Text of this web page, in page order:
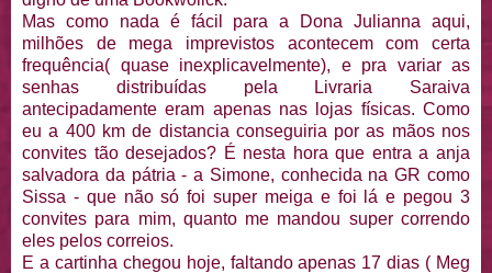
Mas como nada é fácil para a Dona Julianna aqui,
milhões de mega imprevistos acontecem com certa
frequência( quase inexplicavelmente), e pra variar as
senhas distribuídas pela Livraria Saraiva
antecipadamente eram apenas nas lojas físicas. Como
eu a 400 km de distancia conseguiria por as mãos nos
convites tão desejados? É nesta hora que entra a anja
salvadora da pátria - a Simone, conhecida na GR como
Sissa - que não só foi super meiga e foi lá e pegou 3
convites para mim, quanto me mandou super correndo
eles pelos correios.
E a cartinha chegou hoje, faltando apenas 17 dias ( Meg